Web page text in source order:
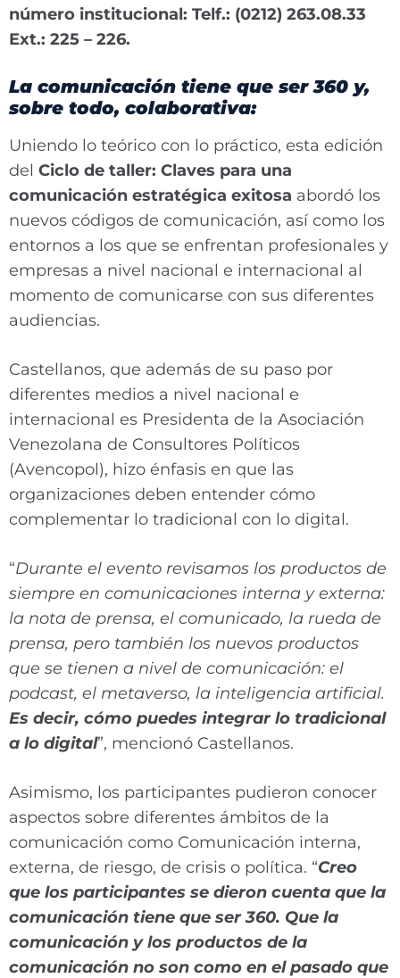
número institucional: Telf.: (0212) 263.08.33
Ext.: 225 – 226.
La comunicación tiene que ser 360 y,
sobre todo, colaborativa:
Uniendo lo teórico con lo práctico, esta edición
del Ciclo de taller: Claves para una
comunicación estratégica exitosa abordó los
nuevos códigos de comunicación, así como los
entornos a los que se enfrentan profesionales y
empresas a nivel nacional e internacional al
momento de comunicarse con sus diferentes
audiencias.
​​Castellanos, que además de su paso por
diferentes medios a nivel nacional e
internacional es Presidenta de la Asociación
Venezolana de Consultores Políticos
(Avencopol), hizo énfasis en que las
organizaciones deben entender cómo
complementar lo tradicional con lo digital.
“Durante el evento revisamos los productos de
siempre en comunicaciones interna y externa:
la nota de prensa, el comunicado, la rueda de
prensa, pero también los nuevos productos
que se tienen a nivel de comunicación: el
podcast, el metaverso, la inteligencia artificial.
Es decir, cómo puedes integrar lo tradicional
a lo digital”, mencionó Castellanos.
Asimismo, los participantes pudieron conocer
aspectos sobre diferentes ámbitos de la
comunicación como ​Comunicación interna,
externa, de riesgo, de crisis o política. “Creo
que los participantes se dieron cuenta que la
comunicación tiene que ser 360. Que la
comunicación y los productos de la
comunicación no son como en el pasado que